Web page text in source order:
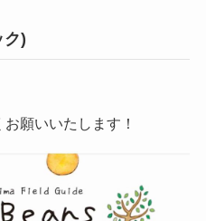
ク)
願いいたします！